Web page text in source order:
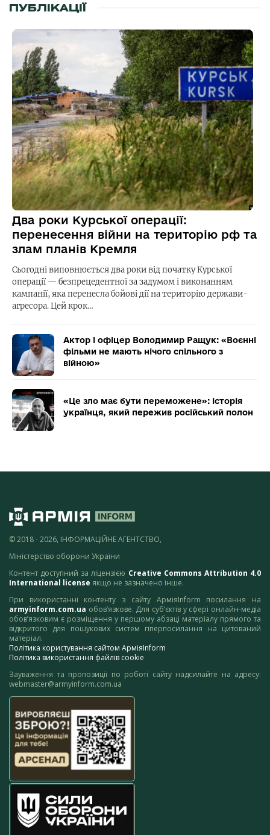
ПУБЛІКАЦІЇ
Два роки Курської операції:
перенесення війни на територію рф та
злам планів Кремля
Сьогодні виповнюється два роки від початку Курської
операції — безпрецедентної за задумом і виконанням
кампанії, яка перенесла бойові дії на територію держави-
агресора. Цей крок…
Актор і офіцер Володимир Ращук: «Воєнні
фільми не мають нічого спільного з
війною»
«Це зло має бути переможене»: історія
українця, який пережив російський полон
© 2018 - 2026, ІНФОРМАЦІЙНЕ АГЕНТСТВО,
Міністерство оборони України
Контент доступний за ліцензією Creative Commons Attribution 4.0
International license якщо не зазначено інше.
При використанні контенту з сайту АрміяInform посилання на
armyinform.com.ua обов’язкове. Для суб’єктів у сфері онлайн-медіа
обов’язковим є розміщення у першому абзаці матеріалу прямого та
відкритого для пошукових систем гіперпосилання на цитований
матеріал.
Політика користування сайтом АрміяInform
Політика використання файлів cookie
Зауваження та пропозиції по роботі сайту надсилайте на адресу:
webmaster@armyinform.com.ua